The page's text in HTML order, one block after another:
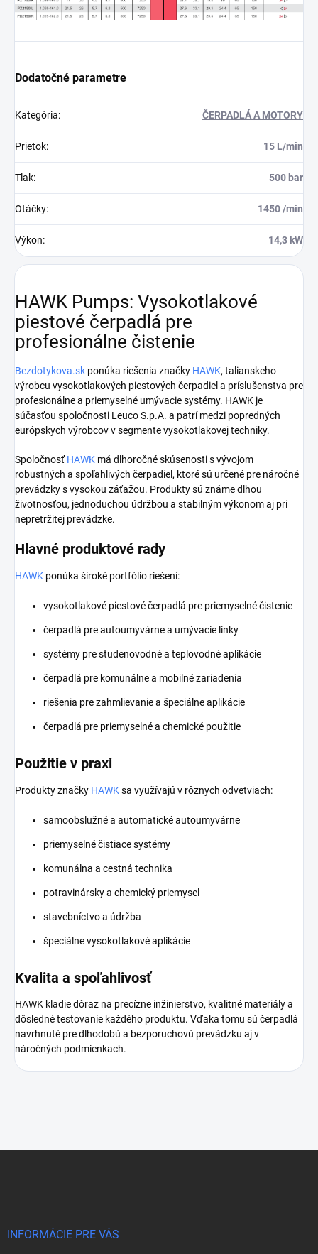
Dodatočné parametre
Kategória: ČERPADLÁ A MOTORY
Prietok: 15 L/min
Tlak: 500 bar
Otáčky: 1450 /min
Výkon: 14,3 kW
HAWK Pumps: Vysokotlakové
piestové čerpadlá pre
profesionálne čistenie
Bezdotykova.sk ponúka riešenia značky HAWK, talianskeho
výrobcu vysokotlakových piestových čerpadiel a príslušenstva pre
profesionálne a priemyselné umývacie systémy. HAWK je
súčasťou spoločnosti Leuco S.p.A. a patrí medzi popredných
európskych výrobcov v segmente vysokotlakovej techniky.
SpoločnosťHAWK má dlhoročné skúsenosti s vývojom
robustných a spoľahlivých čerpadiel, ktoré sú určené pre náročné
prevádzky s vysokou záťažou. Produkty sú známe dlhou
životnosťou, jednoduchou údržbou a stabilným výkonom aj pri
nepretržitej prevádzke.
Hlavné produktové rady
HAWK ponúka široké portfólio riešení:
vysokotlakové piestové čerpadlá pre priemyselné čistenie
čerpadlá pre autoumyvárne a umývacie linky
systémy pre studenovodné a teplovodné aplikácie
čerpadlá pre komunálne a mobilné zariadenia
riešenia pre zahmlievanie a špeciálne aplikácie
čerpadlá pre priemyselné a chemické použitie
Použitie v praxi
Produkty značky HAWKsa využívajú v rôznych odvetviach:
samoobslužné a automatické autoumyvárne
priemyselné čistiace systémy
komunálna a cestná technika
potravinársky a chemický priemysel
stavebníctvo a údržba
špeciálne vysokotlakové aplikácie
Kvalita a spoľahlivosť
HAWK kladie dôraz na precízne inžinierstvo, kvalitné materiály a
dôsledné testovanie každého produktu. Vďaka tomu sú čerpadlá
navrhnuté pre dlhodobú a bezporuchovú prevádzku aj v
náročných podmienkach.
INFORMÁCIE PRE VÁS